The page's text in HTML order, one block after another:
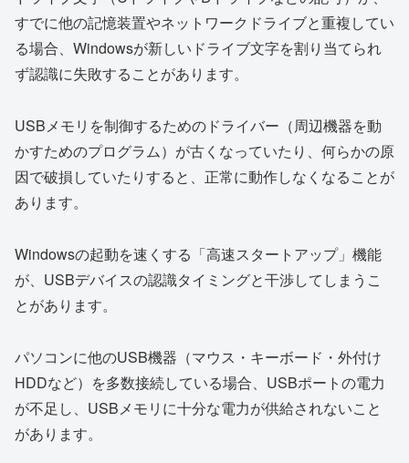
すでに他の記憶装置やネットワークドライブと重複してい
る場合、Windowsが新しいドライブ文字を割り当てられ
ず認識に失敗することがあります。
USBメモリを制御するためのドライバー（周辺機器を動
かすためのプログラム）が古くなっていたり、何らかの原
因で破損していたりすると、正常に動作しなくなることが
あります。
Windowsの起動を速くする「高速スタートアップ」機能
が、USBデバイスの認識タイミングと干渉してしまうこ
とがあります。
パソコンに他のUSB機器（マウス・キーボード・外付け
HDDなど）を多数接続している場合、USBポートの電力
が不足し、USBメモリに十分な電力が供給されないこと
があります。